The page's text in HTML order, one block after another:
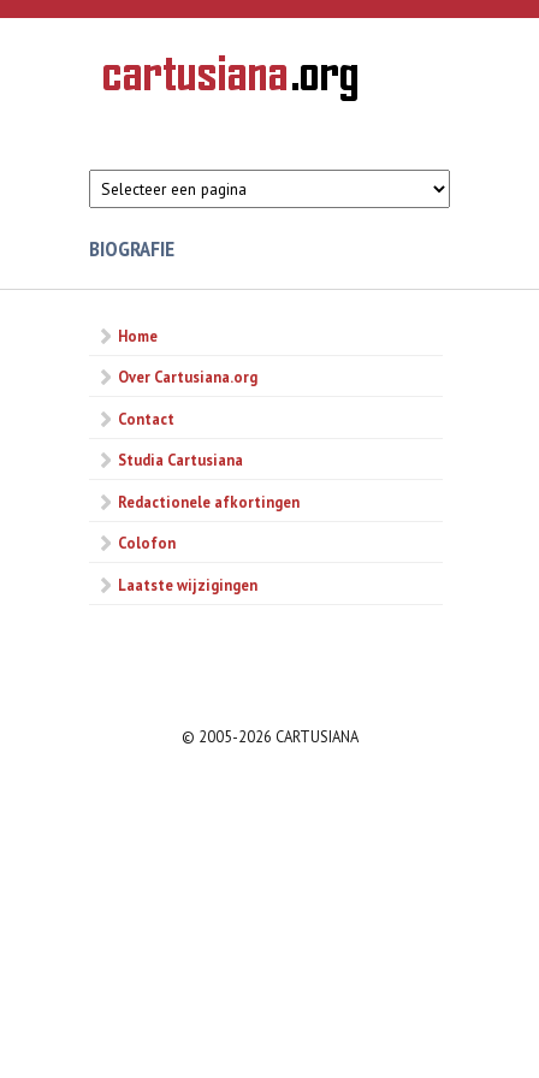
Overslaan en naar de inhoud gaan
CARTUSIANA
Geschiedenis
van de
BIOGRAFIE
Home
Over Cartusiana.org
Contact
Studia Cartusiana
Redactionele afkortingen
Colofon
Laatste wijzigingen
© 2005-2026 CARTUSIANA